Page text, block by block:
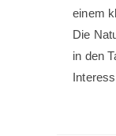
einem
Die
in den